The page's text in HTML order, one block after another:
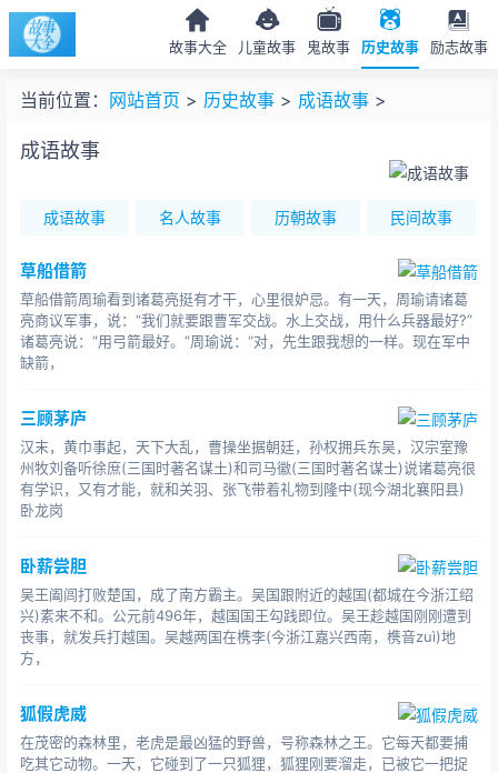
故事大全 儿童故事 鬼故事 历史故事 励志故事
当前位置： 网站首页 > 历史故事 > 成语故事 >
成语故事
成语故事 名人故事 历朝故事 民间故事
草船借箭
草船借箭周瑜看到诸葛亮挺有才干，心里很妒忌。有一天，周瑜请诸葛
亮商议军事，说：“我们就要跟曹军交战。水上交战，用什么兵器最好?”
诸葛亮说：“用弓箭最好。”周瑜说：“对，先生跟我想的一样。现在军中
缺箭，
三顾茅庐
汉末，黄巾事起，天下大乱，曹操坐据朝廷，孙权拥兵东吴，汉宗室豫
州牧刘备听徐庶(三国时著名谋土)和司马徽(三国时著名谋士)说诸葛亮很
有学识，又有才能，就和关羽、张飞带着礼物到隆中(现今湖北襄阳县)
卧龙岗
卧薪尝胆
吴王阖闾打败楚国，成了南方霸主。吴国跟附近的越国(都城在今浙江绍
兴)素来不和。公元前496年，越国国王勾践即位。吴王趁越国刚刚遭到
丧事，就发兵打越国。吴越两国在槜李(今浙江嘉兴西南，槜音zuì)地
方，
狐假虎威
在茂密的森林里，老虎是最凶猛的野兽，号称森林之王。它每天都要捕
吃其它动物。一天，它碰到了一只狐狸，狐狸刚要溜走，已被它一把捉